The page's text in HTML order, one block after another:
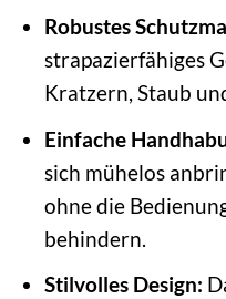
Robustes
strapazierfähiges
Kratzern, Staub
Einfache
sich mühelos
ohne die
behindern.
Stilvolles Design: